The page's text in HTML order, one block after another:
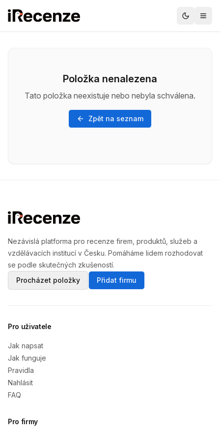
Položka nenalezena
Tato položka neexistuje nebo nebyla schválena.
Zpět na seznam
Nezávislá platforma pro recenze firem, produktů, služeb a
vzdělávacích institucí v Česku. Pomáháme lidem rozhodovat
se podle skutečných zkušeností.
Procházet položky
Přidat firmu
Pro uživatele
Jak napsat
Jak funguje
Pravidla
Nahlásit
FAQ
Pro firmy